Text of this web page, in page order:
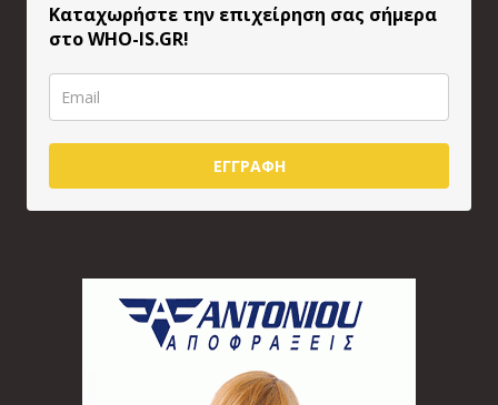
Καταχωρήστε την επιχείρηση σας σήμερα
στο WHO-IS.GR!
ΕΓΓΡΑΦΗ